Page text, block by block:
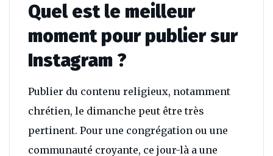
Quel est le meilleur
moment pour publier sur
Instagram ?
Publier du contenu religieux, notamment
chrétien, le dimanche peut être très
pertinent. Pour une congrégation ou une
communauté croyante, ce jour-là a une